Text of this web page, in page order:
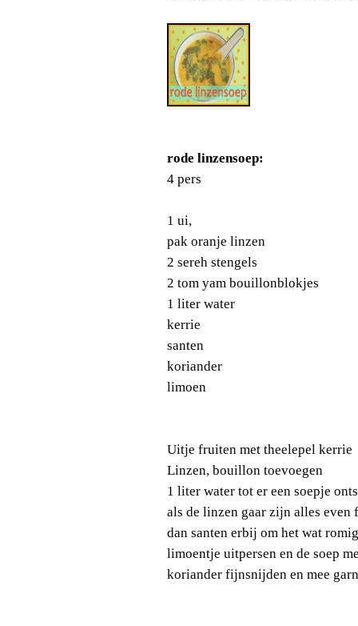
rode linzensoep:
4 pers
1 ui,
pak oranje linzen
2 sereh stengels
2 tom yam bouillonblokjes
1 liter water
kerrie
santen
koriander
limoen
Uitje fruiten met theelepel kerrie
Linzen, bouillon toevoegen
1 liter water tot er een soepje
als de linzen gaar zijn alles
dan santen erbij om het wat
limoentje uitpersen en de soep
koriander fijnsnijden en mee